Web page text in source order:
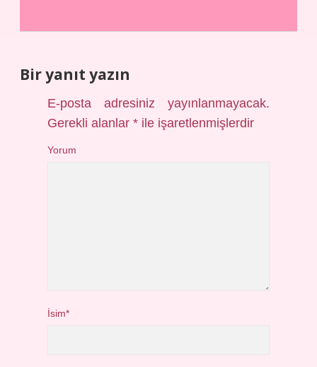
Bir yanıt yazın
E-posta adresiniz yayınlanmayacak.
Gerekli alanlar* ile işaretlenmişlerdir
Yorum
İsim*